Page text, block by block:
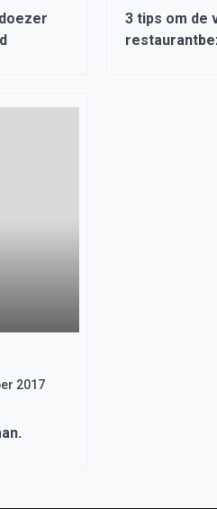
3 tips om de
2017